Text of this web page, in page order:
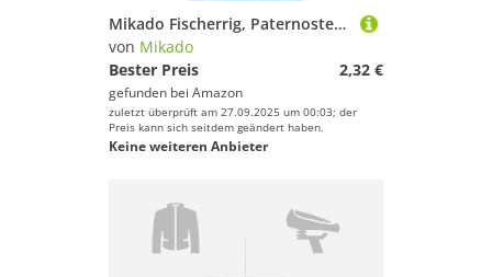
Mikado Fischerrig, Paternoster Vorfach ideal für Dorsch, mit rotem Schlauch und Federn in Gelb oder Weiß, Hakengrößen 1/0 und 3/0 (Vorfach 3/0 - Rot-Weiß), 4 Haken
von Mikado
Bester Preis
2,32 €
gefunden bei Amazon
zuletzt überprüft am 27.09.2025 um 00:03; der
Preis kann sich seitdem geändert haben.
Keine weiteren Anbieter